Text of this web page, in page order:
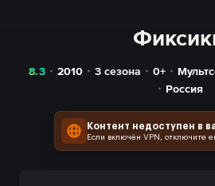
8.3 2010 3 сезона 0+
Россия
Контент недоступен в
Если включён VPN, отключите